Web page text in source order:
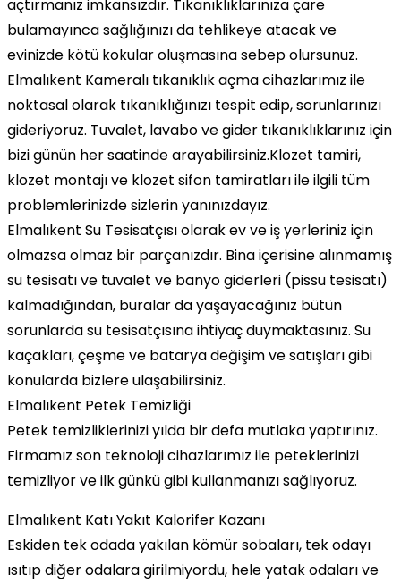
açtırmanız imkansızdır. Tıkanıklıklarınıza çare
bulamayınca sağlığınızı da tehlikeye atacak ve
evinizde kötü kokular oluşmasına sebep olursunuz.
Elmalıkent Kameralı tıkanıklık açma cihazlarımız ile
noktasal olarak tıkanıklığınızı tespit edip, sorunlarınızı
gideriyoruz. Tuvalet, lavabo ve gider tıkanıklıklarınız için
bizi günün her saatinde arayabilirsiniz.Klozet tamiri,
klozet montajı ve klozet sifon tamiratları ile ilgili tüm
problemlerinizde sizlerin yanınızdayız.
Elmalıkent Su Tesisatçısı olarak ev ve iş yerleriniz için
olmazsa olmaz bir parçanızdır. Bina içerisine alınmamış
su tesisatı ve tuvalet ve banyo giderleri (pissu tesisatı)
kalmadığından, buralar da yaşayacağınız bütün
sorunlarda su tesisatçısına ihtiyaç duymaktasınız. Su
kaçakları, çeşme ve batarya değişim ve satışları gibi
konularda bizlere ulaşabilirsiniz.
Elmalıkent Petek Temizliği
Petek temizliklerinizi yılda bir defa mutlaka yaptırınız.
Firmamız son teknoloji cihazlarımız ile peteklerinizi
temizliyor ve ilk günkü gibi kullanmanızı sağlıyoruz.
Elmalıkent Katı Yakıt Kalorifer Kazanı
Eskiden tek odada yakılan kömür sobaları, tek odayı
ısıtıp diğer odalara girilmiyordu, hele yatak odaları ve